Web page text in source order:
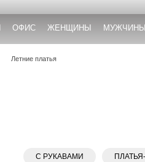
ОФИС ЖЕНЩИНЫ МУЖЧИНЫ
Летние платья
С РУКАВАМИ